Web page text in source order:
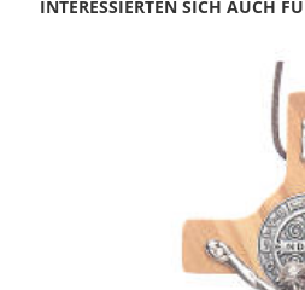
INTERESSIERTEN SICH AUCH